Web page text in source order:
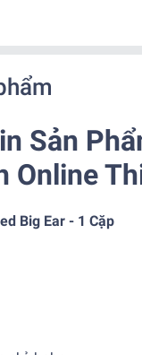
Sản
Online
Big Ear - 1 Cặp